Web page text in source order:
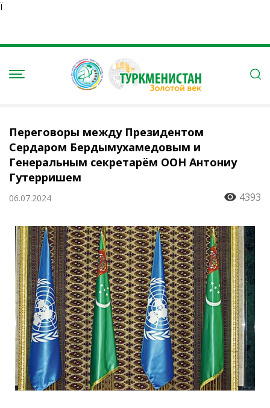
Ï
Переговоры между Президентом
Сердаром Бердымухамедовым и
Генеральным секретарём ООН Антониу
Гутерришем
06.07.2024 4393